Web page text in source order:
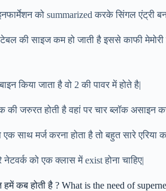
को summarized करके सिंगल एंट्री
की साइज कम हो जाती है इससे काफी मेमोरी
किया जाता है वो 2 की पावर में होते है|
की जरुरत होती है वहां पर चार ब्लॉक असाइन
साथ मर्ज करना होता है तो बहुत सारे एरिया
को एक क्लास में exist होना चाहिए|
कब होती है ? What is the need of